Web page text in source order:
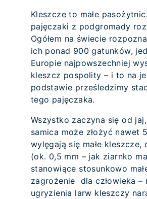
Kleszcze to małe
pajęczaki z podgromady
Ogółem na świecie
ich ponad 900 gatunków,
Europie najpowszechniej
kleszcz pospolity – i to na
podstawie prześledzimy
tego pajęczaka.
Wszystko zaczyna się od
samica może złożyć nawet
wylęgają się małe kleszcze,
(ok. 0,5 mm – jak ziarnko
stanowiące stosunkowo
zagrożenie dla człowieka –
ugryzienia larw kleszczy